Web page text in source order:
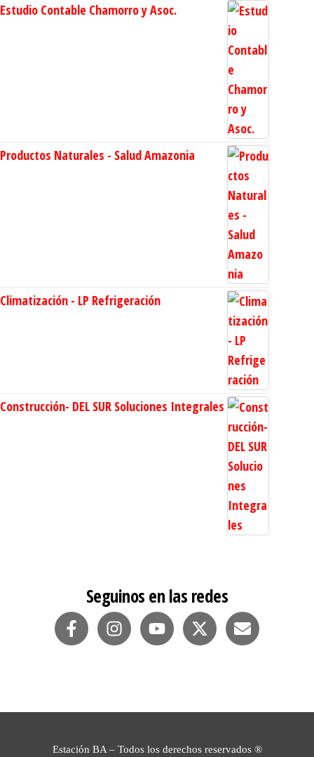
Estudio Contable Chamorro y Asoc.
Productos Naturales - Salud Amazonia
Climatización - LP Refrigeración
Construcción- DEL SUR Soluciones Integrales
Seguinos en las redes
Estación BA – Todos los derechos reservados ®